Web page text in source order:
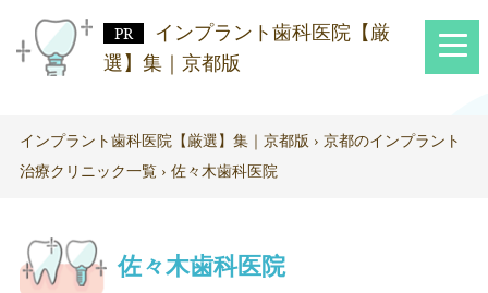
インプラント歯科医院【厳
選】集｜京都版
インプラント歯科医院【厳選】集｜京都版 › 京都のインプラント
治療クリニック一覧 › 佐々木歯科医院
佐々木歯科医院